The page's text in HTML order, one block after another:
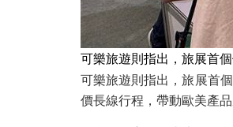
可樂旅遊則指出，旅展首
可樂旅遊則指出，旅展首
價長線行程，帶動歐美產